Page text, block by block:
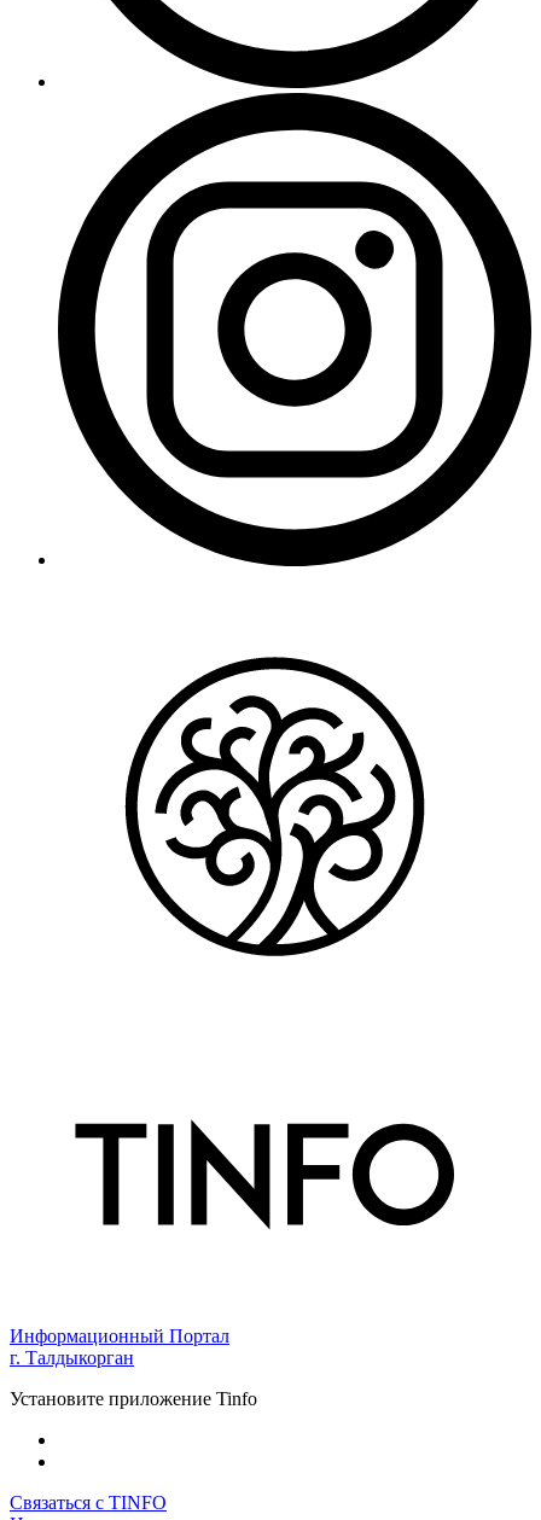
Информационный Портал
г. Талдыкорган
Установите приложение Tinfo
Связаться с TINFO